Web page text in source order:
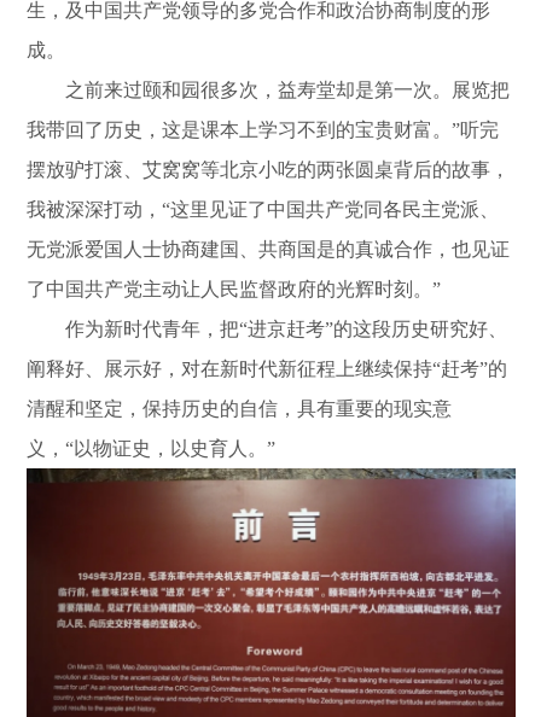
生，及中国共产党领导的多党合作和政治协商制度的形
成。
之前来过颐和园很多次，益寿堂却是第一次。展览把
我带回了历史，这是课本上学习不到的宝贵财富。”听完
摆放驴打滚、艾窝窝等北京小吃的两张圆桌背后的故事，
我被深深打动，“这里见证了中国共产党同各民主党派、
无党派爱国人士协商建国、共商国是的真诚合作，也见证
了中国共产党主动让人民监督政府的光辉时刻。”
作为新时代青年，把“进京赶考”的这段历史研究好、
阐释好、展示好，对在新时代新征程上继续保持“赶考”的
清醒和坚定，保持历史的自信，具有重要的现实意
义，“以物证史，以史育人。”